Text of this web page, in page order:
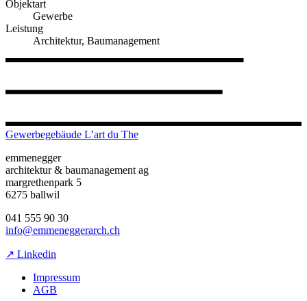
Objektart
Gewerbe
Leistung
Architektur, Baumanagement
Gewerbegebäude L’art du The
emmenegger
architektur & baumanagement ag
margrethenpark 5
6275 ballwil
041 555 90 30
info@emmeneggerarch.ch
↗ Linkedin
Impressum
AGB